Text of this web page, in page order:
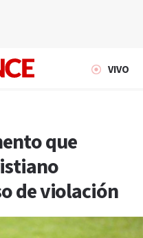
VIVO
que
de violación